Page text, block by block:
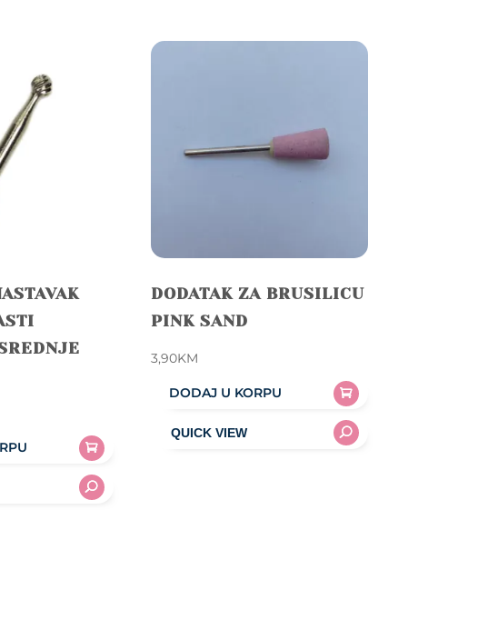
DODATAK ZA BRUSILICU
PINK SAND
3,90KM
DODAJ U KORPU